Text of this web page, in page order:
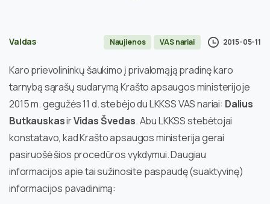
privalomąją pradinę karo tarnybą sąrašų sudarymą
Valdas Naujienos VAS nariai 2015-05-11
Karo prievolininkų šaukimo į privalomąją pradinę karo
tarnybą sąrašų sudarymą Krašto apsaugos ministerijoje
2015 m. gegužės 11 d. stebėjo du LKKSS VAS nariai: Dalius
ButkauskasirVidas Švedas. Abu LKKSS stebėtojai
konstatavo, kad Krašto apsaugos ministerija gerai
pasiruošė šios procedūros vykdymui. Daugiau
informacijos apie tai sužinosite paspaudę (suaktyvinę)
informacijos pavadinimą: